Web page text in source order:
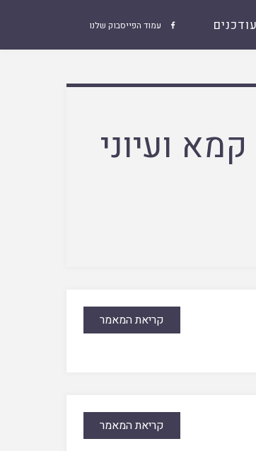
 עמוד הפייסבוק שלנו
ועיוני
קריאת המאמר
קריאת המאמר